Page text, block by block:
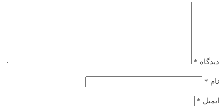
دیدگاه *
نام *
ایمیل *